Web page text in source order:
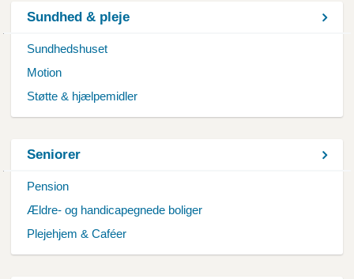
Sundhed & pleje
Sundhedshuset
Motion
Støtte & hjælpemidler
Seniorer
Pension
Ældre- og handicapegnede boliger
Plejehjem & Caféer